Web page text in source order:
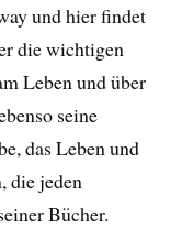
und hier findet
die wichtigen
Leben und über
seine
das Leben und
die jeden
Bücher.